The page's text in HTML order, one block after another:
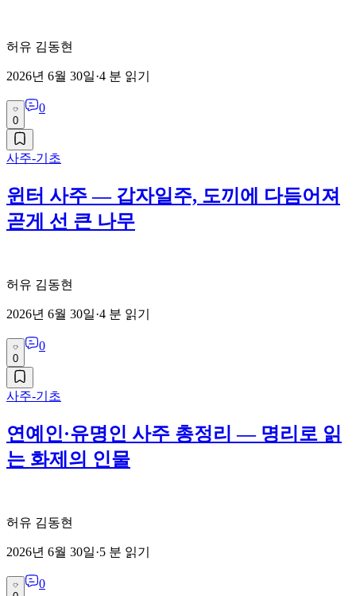
허유 김동현
2026년 6월 30일·4 분 읽기
0
0
사주-기초
윈터 사주 — 갑자일주, 도끼에 다듬어져
곧게 선 큰 나무
허유 김동현
2026년 6월 30일·4 분 읽기
0
0
사주-기초
연예인·유명인 사주 총정리 — 명리로 읽
는 화제의 인물
허유 김동현
2026년 6월 30일·5 분 읽기
0